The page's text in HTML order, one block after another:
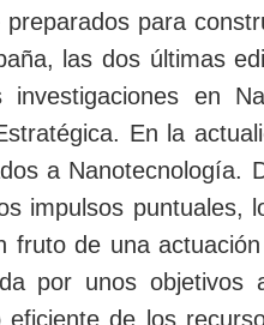
la coordinación entre
no hay que
educativos, en
españolas
relacionados
tienen pocos